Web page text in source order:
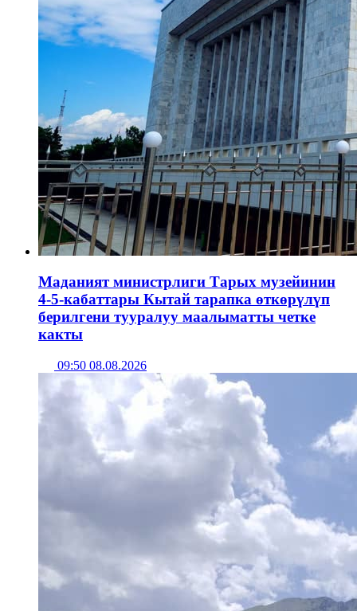
Маданият министрлиги Тарых музейинин
4-5-кабаттары Кытай тарапка өткөрүлүп
берилгени тууралуу маалыматты четке
какты
09:50 08.08.2026